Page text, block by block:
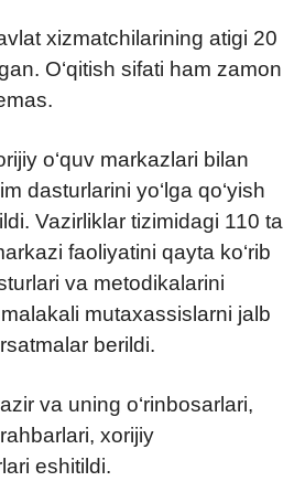
xizmatchilarining atigi 20
O‘qitish sifati ham zamon
o‘quv markazlari bilan
dasturlarini yo‘lga qo‘yish
Vazirliklar tizimidagi 110 ta
faoliyatini qayta ko‘rib
va metodikalarini
mutaxassislarni jalb
berildi.
va uning o‘rinbosarlari,
xorijiy
eshitildi.